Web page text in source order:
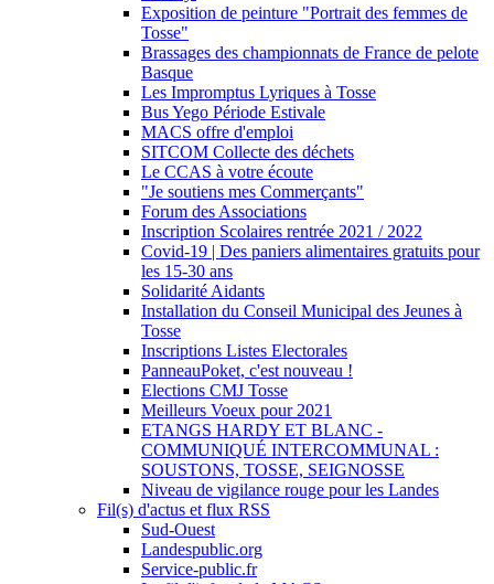
Exposition de peinture "Portrait des femmes de
Tosse"
Brassages des championnats de France de pelote
Basque
Les Impromptus Lyriques à Tosse
Bus Yego Période Estivale
MACS offre d'emploi
SITCOM Collecte des déchets
Le CCAS à votre écoute
"Je soutiens mes Commerçants"
Forum des Associations
Inscription Scolaires rentrée 2021 / 2022
Covid-19 | Des paniers alimentaires gratuits pour
les 15-30 ans
Solidarité Aidants
Installation du Conseil Municipal des Jeunes à
Tosse
Inscriptions Listes Electorales
PanneauPoket, c'est nouveau !
Elections CMJ Tosse
Meilleurs Voeux pour 2021
ETANGS HARDY ET BLANC -
COMMUNIQUÉ INTERCOMMUNAL :
SOUSTONS, TOSSE, SEIGNOSSE
Niveau de vigilance rouge pour les Landes
Fil(s) d'actus et flux RSS
Sud-Ouest
Landespublic.org
Service-public.fr